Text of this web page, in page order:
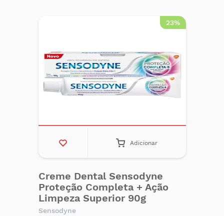
23%
Adicionar
Creme Dental Sensodyne
Proteção Completa + Ação
Limpeza Superior 90g
Sensodyne